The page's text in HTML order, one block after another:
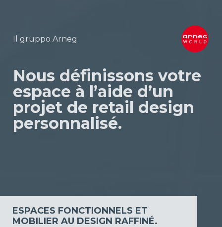
Il gruppo Arneg
Nous définissons votre
espace à l’aide d’un
projet de retail design
personnalisé.
ESPACES FONCTIONNELS ET
MOBILIER AU DESIGN RAFFINÉ.